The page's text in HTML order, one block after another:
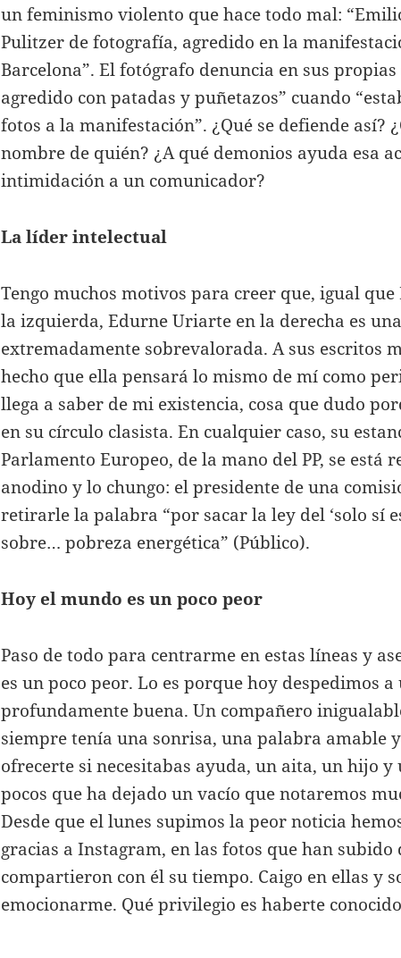
un feminismo violento que hace todo mal:
Pulitzer de fotografía, agredido en la
Barcelona”. El fotógrafo denuncia en sus propias
agredido con patadas y puñetazos” cuando
fotos a la manifestación”. ¿Qué se defiende así?
nombre de quién? ¿A qué demonios ayuda esa
intimidación a un comunicador?
La líder intelectual
Tengo muchos motivos para creer que, igual que
la izquierda, Edurne Uriarte en la derecha es
extremadamente sobrevalorada. A sus escritos
hecho que ella pensará lo mismo de mí como
llega a saber de mi existencia, cosa que dudo
en su círculo clasista. En cualquier caso, su
Parlamento Europeo, de la mano del PP, se está
anodino y lo chungo: el presidente de una
retirarle la palabra “por sacar la ley del ‘solo sí
sobre… pobreza energética” (Público).
Hoy el mundo es un poco peor
Paso de todo para centrarme en estas líneas y
es un poco peor. Lo es porque hoy despedimos
profundamente buena. Un compañero
siempre tenía una sonrisa, una palabra amable
ofrecerte si necesitabas ayuda, un aita, un hijo y
pocos que ha dejado un vacío que notaremos
Desde que el lunes supimos la peor noticia
gracias a Instagram, en las fotos que han subido
compartieron con él su tiempo. Caigo en ellas y
emocionarme. Qué privilegio es haberte